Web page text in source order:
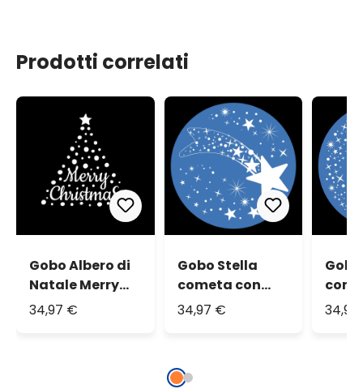
Prodotti correlati
Gobo Albero di
Natale Merry
Christmas
34,97 €
Gobo Stella
cometa con
stelle mix
34,97 €